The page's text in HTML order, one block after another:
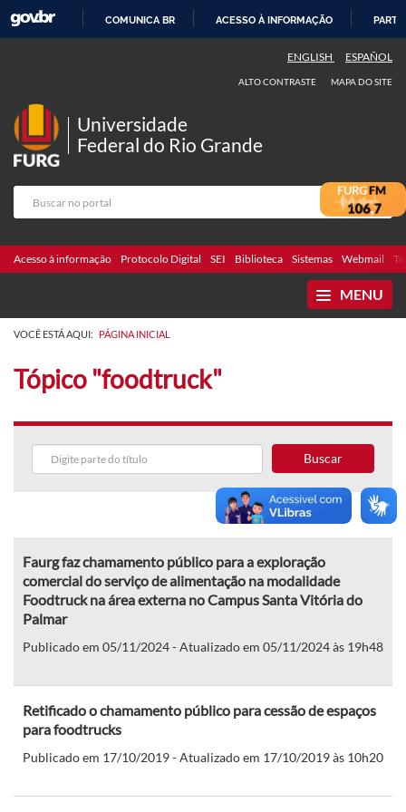
COMUNICA BR ACESSO À INFORMAÇÃO
ENGLISH ESPAÑOL
ALTO CONTRASTE MAPA DO SITE
Universidade
Federal do Rio Grande
Acesso à informação Protocolo Digital SEI Biblioteca Sistemas Webmail
MENU
VOCÊ ESTÁ AQUI: PÁGINA INICIAL
Tópico "foodtruck"
Buscar
Faurg faz chamamento público para a exploração
comercial do serviço de alimentação na modalidade
Foodtruck na área externa no Campus Santa Vitória do
Palmar
Publicado em 05/11/2024 - Atualizado em 05/11/2024 às 19h48
Retificado o chamamento público para cessão de espaços
para foodtrucks
Publicado em 17/10/2019 - Atualizado em 17/10/2019 às 10h20